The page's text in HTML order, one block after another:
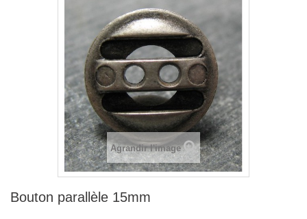
Agrandir l'image
Bouton parallèle 15mm